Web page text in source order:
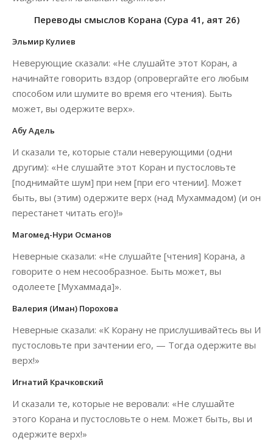
Переводы смыслов Корана (Сура 41, аят 26)
Эльмир Кулиев
Неверующие сказали: «Не слушайте этот Коран, а
начинайте говорить вздор (опровергайте его любым
способом или шумите во время его чтения). Быть
может, вы одержите верх».
Абу Адель
И сказали те, которые стали неверующими (одни
другим): «Не слушайте этот Коран и пустословьте
[поднимайте шум] при нем [при его чтении]. Может
быть, вы (этим) одержите верх (над Мухаммадом) (и он
перестанет читать его)!»
Магомед-Нури Османов
Неверные сказали: «Не слушайте [чтения] Корана, а
говорите о нем несообразное. Быть может, вы
одолеете [Мухаммада]».
Валерия (Иман) Порохова
Неверные сказали: «К Корану не прислушивайтесь вы И
пустословьте при зачтении его, — Тогда одержите вы
верх!»
Игнатий Крачковский
И сказали те, которые не веровали: «Не слушайте
этого Корана и пустословьте о нем. Может быть, вы и
одержите верх!»